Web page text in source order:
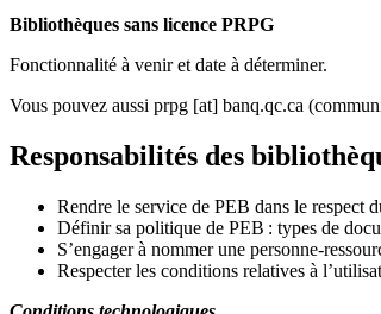
Bibliothèques sans licence PRPG
Fonctionnalité à venir et date à déterminer.
Vous pouvez aussi prpg [at] banq.qc.ca
Responsabilités des
Rendre le service de PEB dans le respect
Définir sa politique de PEB : types de
S’engager à nommer une personne-
Respecter les conditions relatives à l’